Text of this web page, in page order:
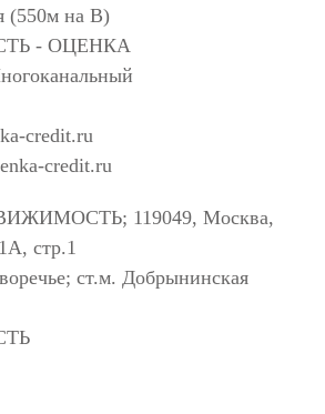
(550м на В)
- ОЦЕНКА
credit.ru
credit.ru
119049, Москва,
стр.1
ст.м. Добрынинская